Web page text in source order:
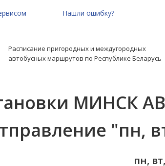
Нашли ошибку?
Расписание пригородных и междугородных
автобусных маршрутов по Республике Беларусь
МИНСК
"пн,
пн,